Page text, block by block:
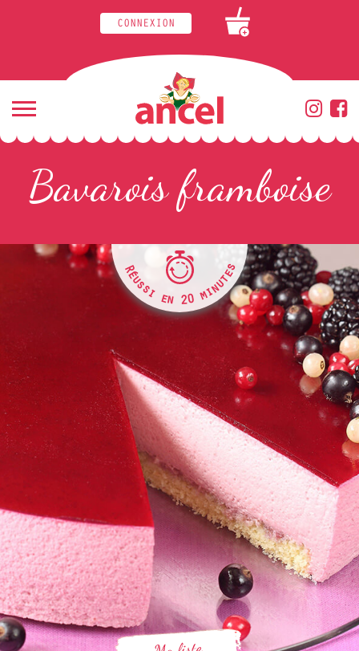
CONNEXION
+
Bavarois framboise
R
é
u
s
si en 20 minu
t
e
s